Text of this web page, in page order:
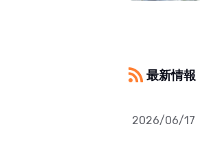
最新情報
2026/06/17